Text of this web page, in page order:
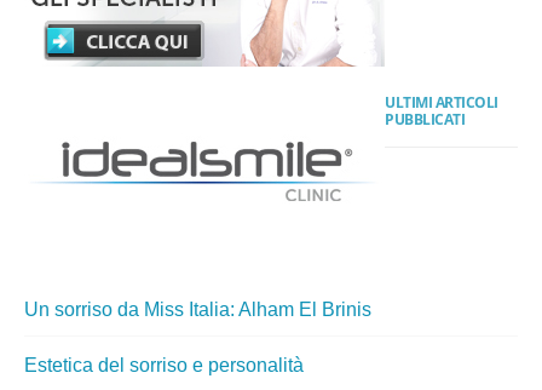
ULTIMI ARTICOLI
PUBBLICATI
Un sorriso da Miss Italia: Alham El Brinis
Estetica del sorriso e personalità